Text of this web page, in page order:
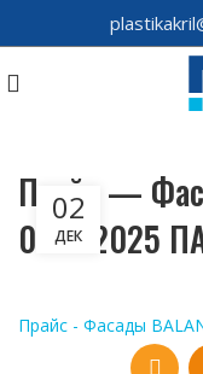
Прайс —
01.12.2025
02
ДЕК
Прайс - Фасады